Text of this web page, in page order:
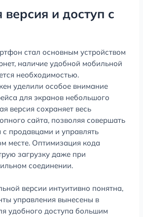
и доступ с
стал основным устройством
наличие удобной мобильной
необходимостью.
уделили особое внимание
для экранов небольшого
версия сохраняет весь
сайта, позволяя совершать
с продавцами и управлять
месте. Оптимизация кода
загрузку даже при
соединении.
версии интуитивно понятна,
управления вынесены в
удобного доступа большим